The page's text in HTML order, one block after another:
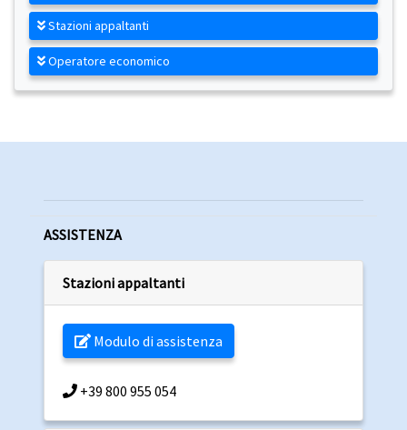
Stazioni appaltanti
Operatore economico
ASSISTENZA
Stazioni appaltanti
Modulo di assistenza
+39 800 955 054